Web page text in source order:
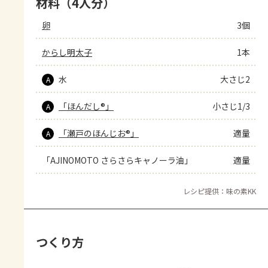
卵 3個
からし明太子 1本
A 水 大さじ2
A 「ほんだし®」 小さじ1/3
A 「瀬戸のほんじお®」 適量
「AJINOMOTO さらさらキャノーラ油」 適量
レシピ提供：味の素KK
つくり方